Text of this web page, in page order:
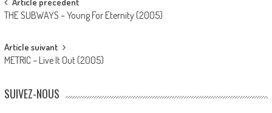
Post
navigation
THE SUBWAYS – Young For Eternity (2005)
Article suivant
METRIC – Live It Out (2005)
SUIVEZ-NOUS